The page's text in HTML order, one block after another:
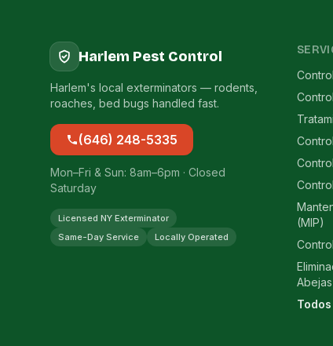
Harlem Pest Control
Harlem's local exterminators — rodents,
roaches, bed bugs handled fast.
(646) 248-5335
Mon–Fri & Sun: 8am–6pm · Closed
Saturday
Licensed NY Exterminator
Same-Day Service
Locally Operated
(MIP)
Abejas